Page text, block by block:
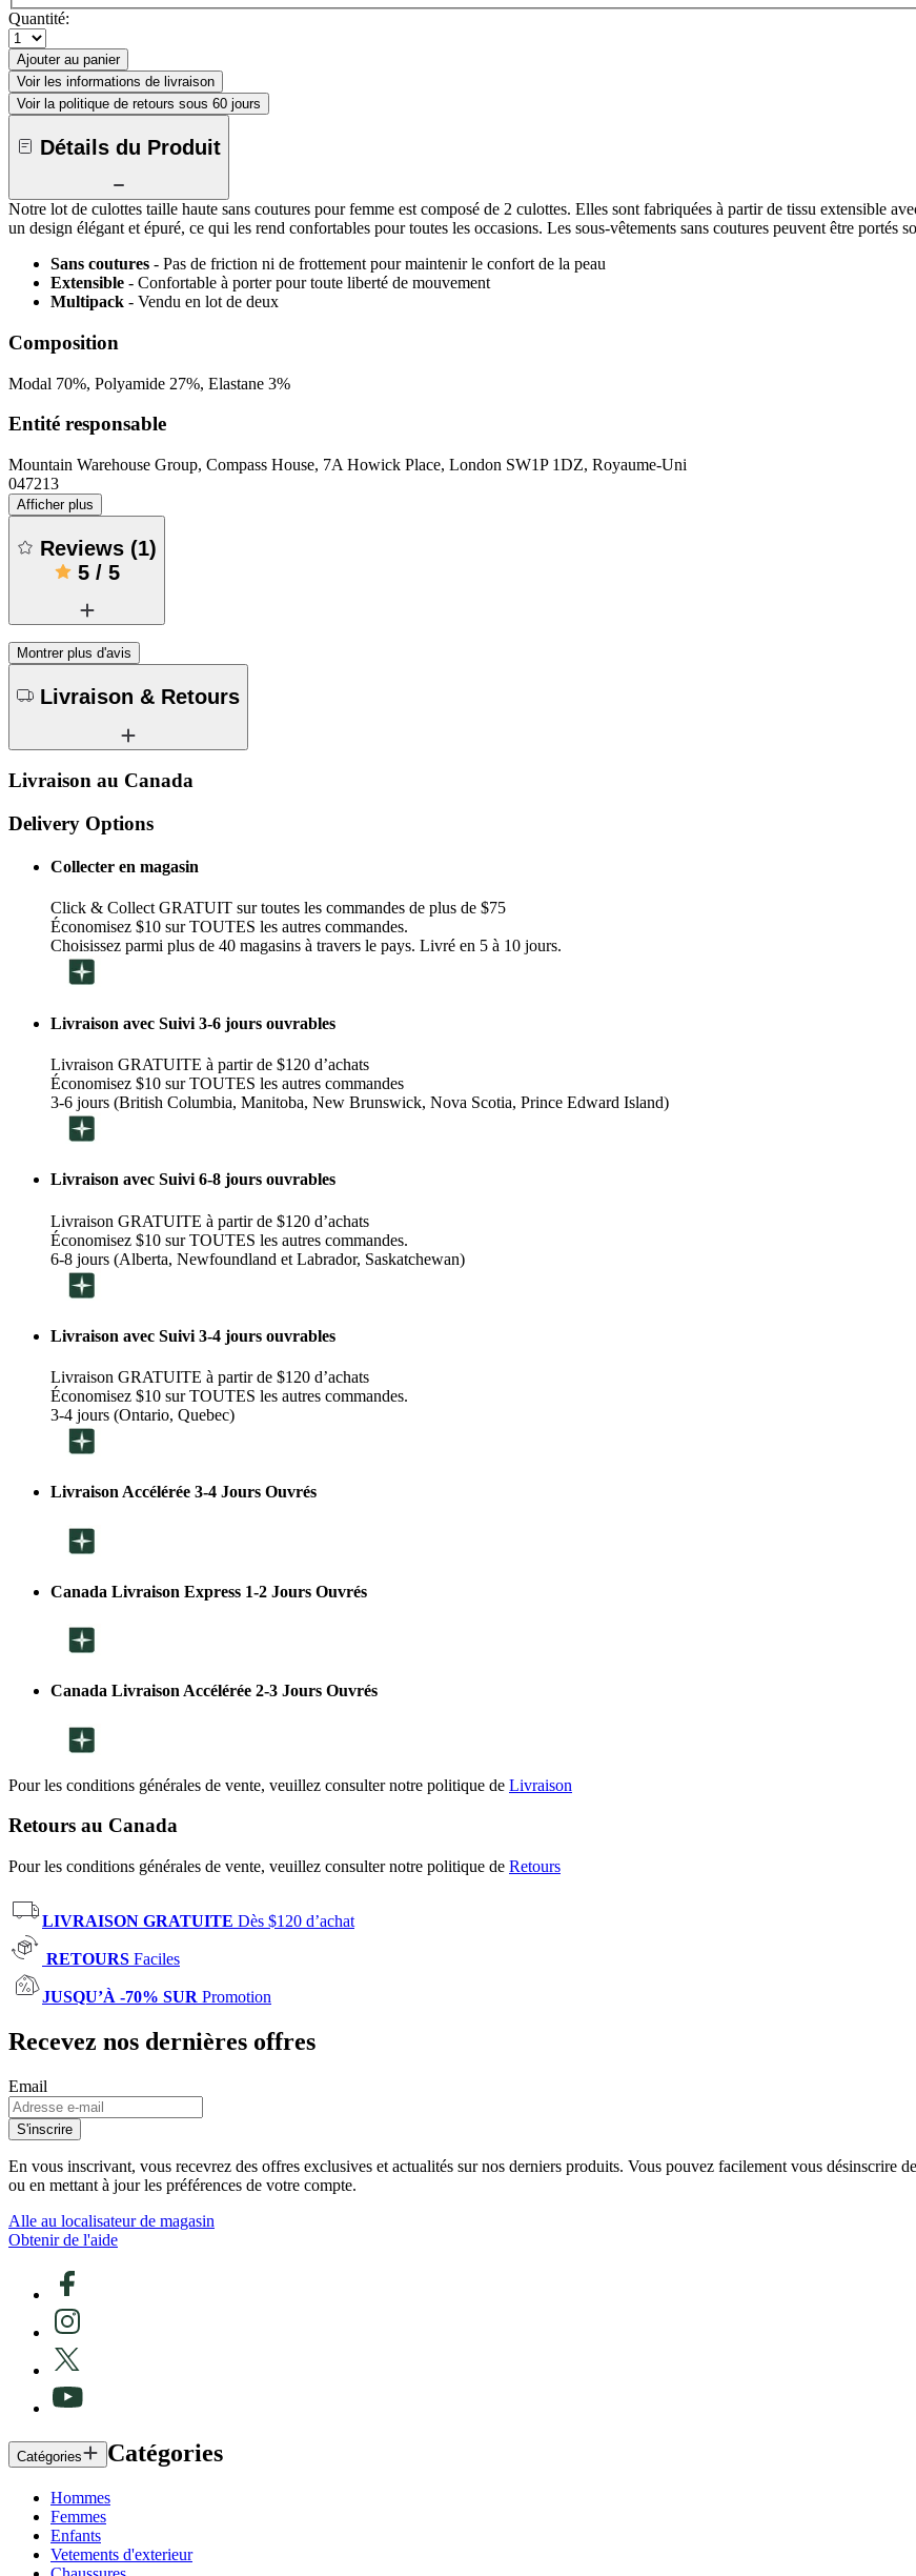
Quantité:
Ajouter au panier
Voir les informations de livraison
Voir la politique de retours sous 60 jours
Détails du Produit
Notre lot de culottes taille haute sans coutures pour femme est composé de 2 culottes. Elles sont fabriquées à partir de tissu extensible
un design élégant et épuré, ce qui les rend confortables pour toutes les occasions. Les sous-vêtements sans coutures peuvent être portés
Sans coutures - Pas de friction ni de frottement pour maintenir le confort de la peau
Extensible - Confortable à porter pour toute liberté de mouvement
Multipack - Vendu en lot de deux
Composition
Modal 70%, Polyamide 27%, Elastane 3%
Entité responsable
Mountain Warehouse Group, Compass House, 7A Howick Place, London SW1P 1DZ, Royaume-Uni
047213
Afficher plus
Reviews (1)
5/ 5
Montrer plus d'avis
Livraison & Retours
Livraison au Canada
Delivery Options
Collecter en magasin
Click & Collect GRATUIT sur toutes les commandes de plus de $75
Économisez $10 sur TOUTES les autres commandes.
Choisissez parmi plus de 40 magasins à travers le pays. Livré en 5 à 10 jours.
Livraison avec Suivi 3-6 jours ouvrables
Livraison GRATUITE à partir de $120 d’achats
Économisez $10 sur TOUTES les autres commandes
3-6 jours (British Columbia, Manitoba, New Brunswick, Nova Scotia, Prince Edward Island)
Livraison avec Suivi 6-8 jours ouvrables
Livraison GRATUITE à partir de $120 d’achats
Économisez $10 sur TOUTES les autres commandes.
6-8 jours (Alberta, Newfoundland et Labrador, Saskatchewan)
Livraison avec Suivi 3-4 jours ouvrables
Livraison GRATUITE à partir de $120 d’achats
Économisez $10 sur TOUTES les autres commandes.
3-4 jours (Ontario, Quebec)
Livraison Accélérée 3-4 Jours Ouvrés
Canada Livraison Express 1-2 Jours Ouvrés
Canada Livraison Accélérée 2-3 Jours Ouvrés
Pour les conditions générales de vente, veuillez consulter notre politique de Livraison
Retours au Canada
Pour les conditions générales de vente, veuillez consulter notre politique de Retours
LIVRAISON GRATUITE Dès $120 d’achat
RETOURS Faciles
JUSQU’À -70% SUR Promotion
Recevez nos dernières offres
Email
S'inscrire
En vous inscrivant, vous recevrez des offres exclusives et actualités sur nos derniers produits. Vous pouvez facilement vous désinscrire
ou en mettant à jour les préférences de votre compte.
Alle au localisateur de magasin
Obtenir de l'aide
Catégories Catégories
Hommes
Femmes
Enfants
Vetements d'exterieur